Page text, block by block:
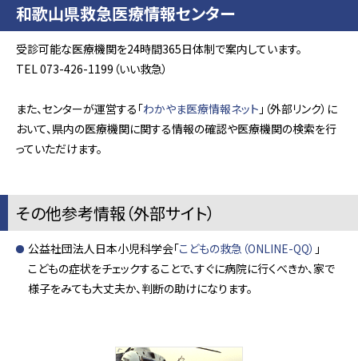
和歌山県救急医療情報センター
受診可能な医療機関を24時間365日体制で案内しています。
TEL 073-426-1199（いい救急）
また、センターが運営する「わかやま医療情報ネット 」（外部リンク）に
おいて、県内の医療機関に関する情報の確認や医療機関の検索を行
っていただけます。
その他参考情報（外部サイト）
公益社団法人日本小児科学会「こどもの救急（ONLINE-QQ） 」
こどもの症状をチェックすることで、すぐに病院に行くべきか、家で
様子をみても大丈夫か、判断の助けになります。